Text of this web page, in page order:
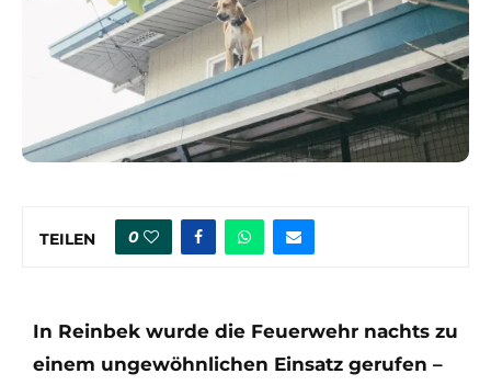
TEILEN 0
In Reinbek wurde die Feuerwehr nachts zu
einem ungewöhnlichen Einsatz gerufen –